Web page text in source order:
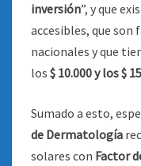
inversión”, y que
accesibles, que
nacionales y que
los $ 10.000 y los $
Sumado a esto,
de Dermatología
solares con Factor